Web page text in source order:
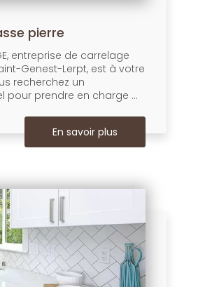
pierre
entreprise de carrelage
Genest-Lerpt, est à votre
recherchez un
pour prendre en charge ...
En savoir plus